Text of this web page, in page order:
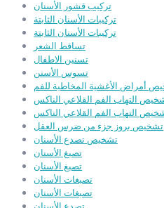
تركيب قشور الأسنان
تركيبات الأسنان الثابتة
تركيبات الأسنان الثابتة
تساقط الشعر
تسنين الاطفال
تسوس الأسنن
أمراض الأغشية المخاطية للفم
التهاب الفم القلاعي الناكس
التهاب الفم القلاعي الناكس
تشخيص بروز جزء من ضرس العقل
تشخيص تصدع الأسنان
تصبغ الأسنان
تصبغ الأسنان
تصبغات الأسنان
تصبغات الأسنان